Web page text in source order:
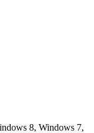
8, Windows 7,